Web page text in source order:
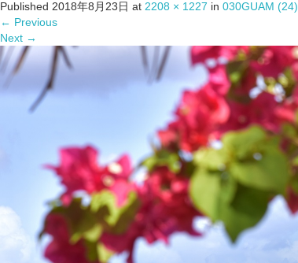
Published 2018年8月23日 at 2208 × 1227 in 030GUAM (24)
← Previous
Next →